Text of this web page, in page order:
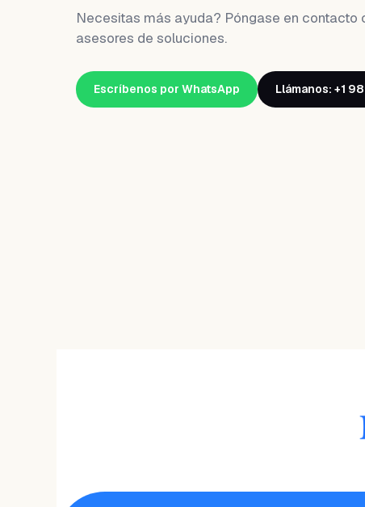
Necesitas más ayuda? Póngase en contacto
asesores de soluciones.
Escríbenos por WhatsApp Llámanos: +1